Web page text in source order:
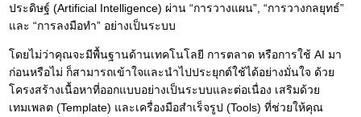
ประดิษฐ์ (Artificial Intelligence) ผ่าน “การวางแผน”, “การวางกลยุทธ์”
และ “การลงมือทำ” อย่างเป็นระบบ
โดยไม่ว่าคุณจะมีพื้นฐานด้านเทคโนโลยี การตลาด หรือการใช้ AI มา
ก่อนหรือไม่ ก็สามารถเข้าใจและนำไปประยุกต์ใช้ได้อย่างมั่นใจ ด้วย
โครงสร้างเนื้อหาที่ออกแบบอย่างเป็นระบบและต่อเนื่อง เสริมด้วย
เทมเพลต (Template) และเครื่องมือสำเร็จรูป (Tools) ที่ช่วยให้คุณ